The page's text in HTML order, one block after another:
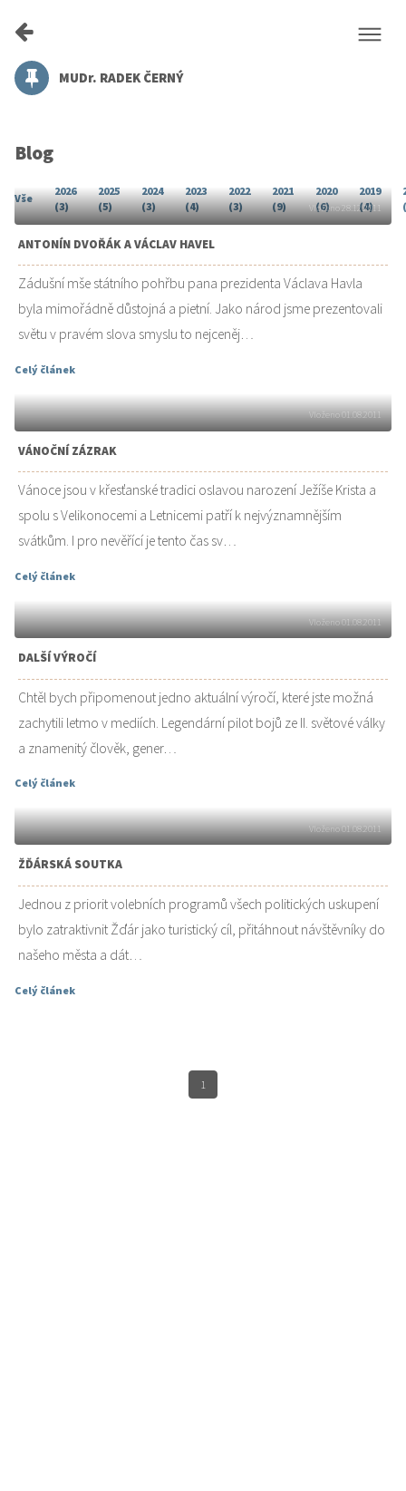
MUDr. RADEK ČERNÝ
Blog
Vše
2026
(3)
2025
(5)
2024
(3)
2023
(4)
2022
(3)
2021
(9)
2020
(6)
2019
(4)
Vloženo 28.12.2011
ANTONÍN DVOŘÁK A VÁCLAV HAVEL
Zádušní mše státního pohřbu pana prezidenta Václava Havla
byla mimořádně důstojná a pietní. Jako národ jsme prezentovali
světu v pravém slova smyslu to nejceněj…
Celý článek
Vloženo 01.08.2011
VÁNOČNÍ ZÁZRAK
Vánoce jsou v křesťanské tradici oslavou narození Ježíše Krista a
spolu s Velikonocemi a Letnicemi patří k nejvýznamnějším
svátkům. I pro nevěřící je tento čas sv…
Celý článek
Vloženo 01.08.2011
DALŠÍ VÝROČÍ
Chtěl bych připomenout jedno aktuální výročí, které jste možná
zachytili letmo v mediích. Legendární pilot bojů ze II. světové války
a znamenitý člověk, gener…
Celý článek
Vloženo 01.08.2011
ŽĎÁRSKÁ SOUTKA
Jednou z priorit volebních programů všech politických uskupení
bylo zatraktivnit Žďár jako turistický cíl, přitáhnout návštěvníky do
našeho města a dát…
Celý článek
1